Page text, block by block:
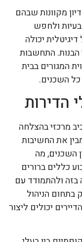
מקוונות שבהם
ולחפש
יכולה
התחשבות
המגורים בבית
השכנים.
הדירות
מרכזי בהצלחה
את החשיבות
השכנים, מה
כללים ברורים
בזה ולהתמודד עם
הניהול
יכולים ליצור